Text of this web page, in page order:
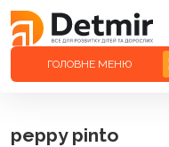
ГОЛОВНЕ МЕНЮ
peppy pinto